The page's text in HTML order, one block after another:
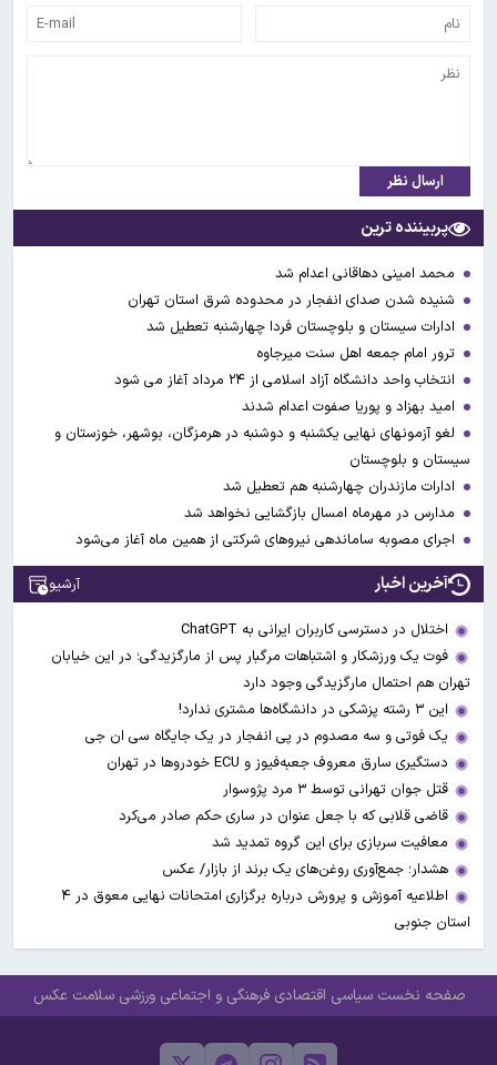
ارسال نظر
پربیننده ترین
محمد امینی دهاقانی اعدام شد
شنیده شدن صدای انفجار در محدوده شرق استان تهران
ادارات سیستان و بلوچستان فردا چهارشنبه تعطیل شد
ترور امام جمعه اهل سنت میرجاوه
انتخاب واحد دانشگاه آزاد اسلامی از ۲۴ مرداد آغاز می شود
امید بهزاد و پوریا صفوت اعدام شدند
لغو آزمونهای نهایی یکشنبه و دوشنبه در هرمزگان، بوشهر، خوزستان و
سیستان و بلوچستان
ادارات مازندران چهارشنبه هم تعطیل شد
مدارس در مهرماه امسال بازگشایی نخواهد شد
اجرای مصوبه ساماندهی نیرو‌های شرکتی از همین ماه آغاز می‌شود
آخرین اخبار آرشیو
اختلال در دسترسی کاربران ایرانی به ChatGPT
فوت یک ورزشکار و اشتباهات مرگبار پس از مارگزیدگی؛ در این خیابان
تهران هم احتمال مارگزیدگی وجود دارد
این ۳ رشته پزشکی در دانشگاه‌ها مشتری ندارد!
یک فوتی و سه مصدوم در پی انفجار در یک جایگاه سی ان جی
دستگیری سارق معروف جعبه‌فیوز و ECU خودروها در تهران
قتل جوان تهرانی توسط ۳ مرد پژوسوار
قاضی قلابی که با جعل عنوان در ساری حکم صادر می‌کرد
معافیت سربازی برای این گروه تمدید شد
هشدار؛ جمع‌آوری روغن‌های یک برند از بازار/ عکس
اطلاعیه آموزش و پرورش درباره برگزاری امتحانات نهایی معوق در ۴
استان جنوبی
صفحه نخست سیاسی اقتصادی فرهنگی و اجتماعی ورزشی سلامت عکس